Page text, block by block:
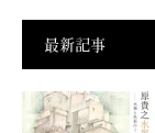
最新記事